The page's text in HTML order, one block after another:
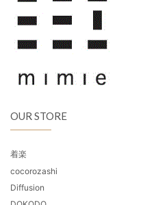
OUR STORE
着楽
cocorozashi
Diffusion